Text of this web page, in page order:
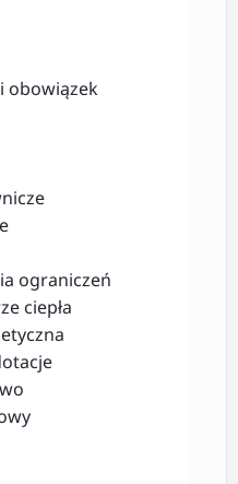
obowiązek
ograniczeń
ciepła